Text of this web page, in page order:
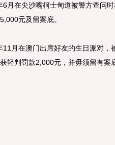
在尖沙嘴柯士甸道被警方查问时
元及留案底。
月在澳门出席好友的生日派对，
轻判罚款2,000元，并毋须留有案